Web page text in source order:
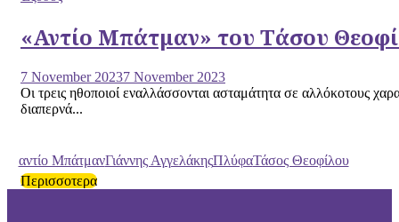
«Αντίο Μπάτμαν» του Τάσου
7 November 20237 November 2023
Οι τρεις ηθοποιοί εναλλάσσονται ασταμάτητα σε αλλόκοτους
διαπερνά...
αντίο ΜπάτμανΓιάννης ΑγγελάκηςΠλύφαΤάσος Θεοφίλου
Περισσοτερα